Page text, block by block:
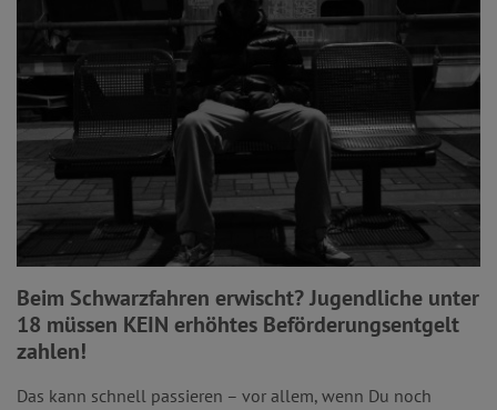
Beim Schwarzfahren erwischt? Jugendliche unter
18 müssen KEIN erhöhtes Beförderungsentgelt
zahlen!
Das kann schnell passieren – vor allem, wenn Du noch